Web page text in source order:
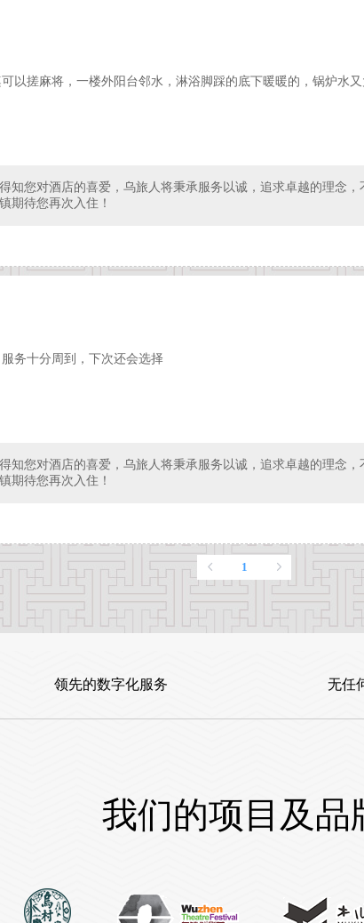
以搓麻将，一楼外阳台邻水，淋浴脚踩的底下暖暖的，锅炉水
知您对酒店的喜爱，乌旅人将秉承服务以诚，追求卓越的理念
期待您再次入住！
务十分周到，下次还会选择
知您对酒店的喜爱，乌旅人将秉承服务以诚，追求卓越的理念
期待您再次入住！
1
领先的数字化服务 无任
我们的项目及品